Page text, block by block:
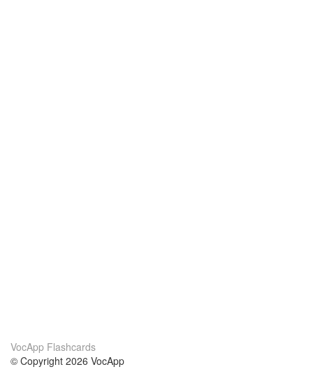
VocApp Flashcards
© Copyright 2026 VocApp